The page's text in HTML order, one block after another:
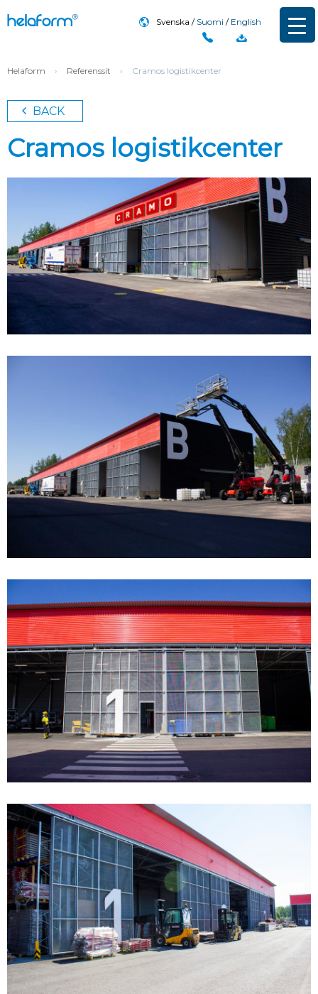
Svenska Suomi English
Helaform › Referenssit › Cramos logistikcenter
BACK
Cramos logistikcenter